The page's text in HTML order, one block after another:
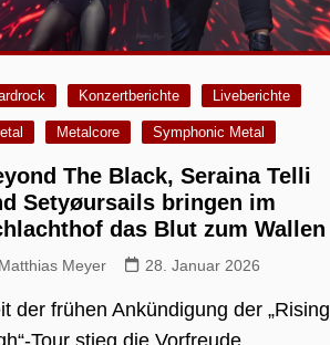
Konzertberichte Liveberichte
Metalcore Symphonic Metal
The Black, Seraina Telli
Setyøursails bringen im
das Blut zum Wallen
Matthias Meyer 28. Januar 2026
der frühen Ankündigung der „Rising